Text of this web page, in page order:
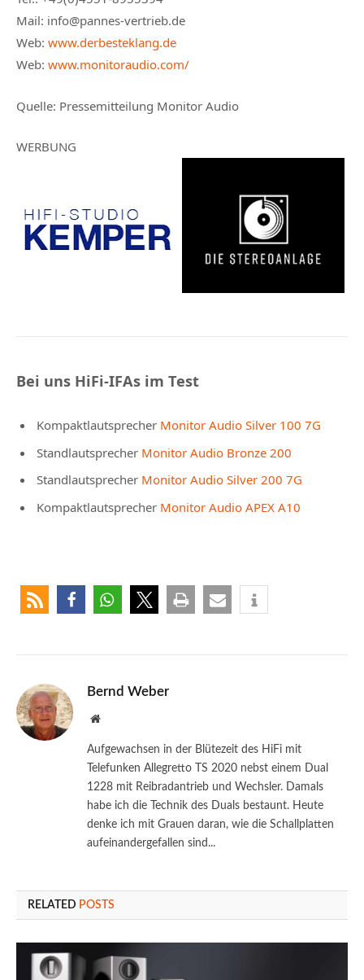
Mail: info@pannes-vertrieb.de
Web: www.derbesteklang.de
Web: www.monitoraudio.com/
Quelle: Pressemitteilung Monitor Audio
WERBUNG
Bei uns HiFi-IFAs im Test
Kompaktlautsprecher Monitor Audio Silver 100 7G
Standlautsprecher Monitor Audio Bronze 200
Standlautsprecher Monitor Audio Silver 200 7G
Kompaktlautsprecher Monitor Audio APEX A10
Bernd Weber
Website
Aufgewachsen in der Blütezeit des HiFi mit
Telefunken Allegretto TS 2020 nebst einem Dual
1228 mit Reibradantrieb und Wechsler. Damals
habe ich die Technik des Duals bestaunt. Heute
denke ich mit Grauen daran, wie die Schallplatten
aufeinandergefallen sind...
RELATED POSTS